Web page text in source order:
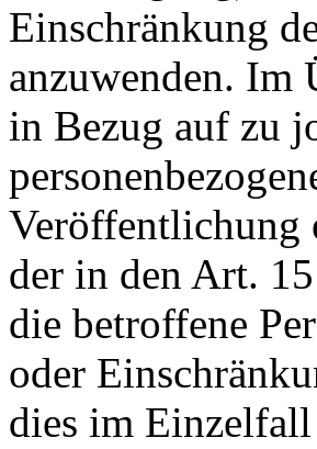
Einschränkung
anzuwenden. Im
in Bezug auf zu
Veröffentlichung
der in den Art.
die betroffene
oder
dies im